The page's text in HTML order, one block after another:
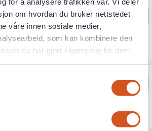
om hvordan du bruker nettstedet
våre innen sosiale medier,
som kan kombinere den
du har gjort tilgjengelig for dem,